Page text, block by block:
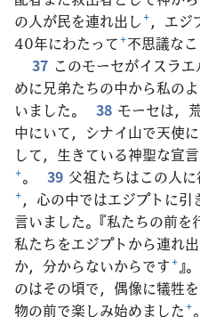
の人が民を連れ出し+，エジ
40年にわたって+不思議な
37 このモーセがイスラ
めに兄弟たちの中から私の
いました。
38 モーセは，
中にいて，シナイ山で天使に
して，生きている神聖な宣
+。 39 父祖たちはこの人
+，心の中ではエジプトに引
言いました。『私たちの前を
私たちをエジプトから連れ
か，分からないからです+』。
のはその頃で，偶像に犠牲
物の前で楽しみ始めました+